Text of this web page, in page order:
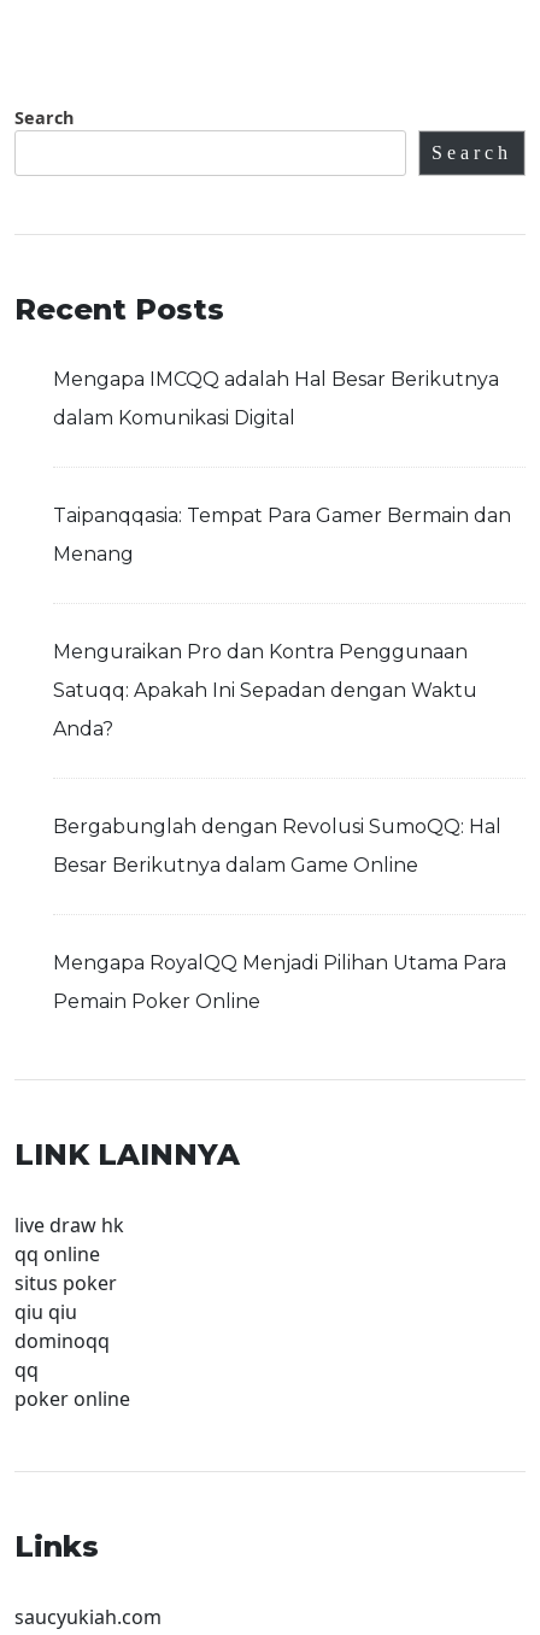
Search
Search
Recent Posts
Mengapa IMCQQ adalah Hal Besar Berikutnya
dalam Komunikasi Digital
Taipanqqasia: Tempat Para Gamer Bermain dan
Menang
Menguraikan Pro dan Kontra Penggunaan
Satuqq: Apakah Ini Sepadan dengan Waktu
Anda?
Bergabunglah dengan Revolusi SumoQQ: Hal
Besar Berikutnya dalam Game Online
Mengapa RoyalQQ Menjadi Pilihan Utama Para
Pemain Poker Online
LINK LAINNYA
live draw hk
qq online
situs poker
qiu qiu
dominoqq
qq
poker online
Links
saucyukiah.com